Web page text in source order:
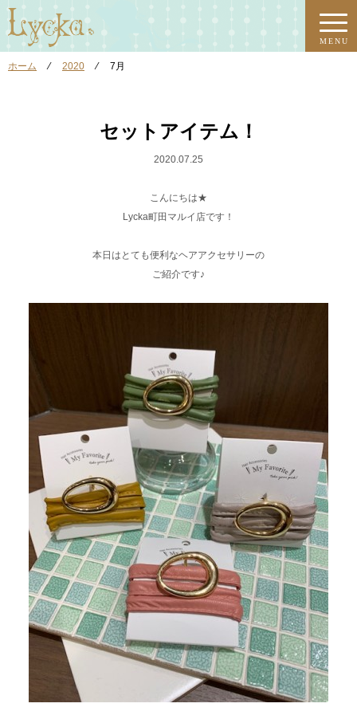
MENU
ホーム ⁄ 2020 ⁄ 7月
セットアイテム！
2020.07.25
こんにちは★
Lycka町田マルイ店です！
本日はとても便利なヘアアクセサリーの
ご紹介です♪